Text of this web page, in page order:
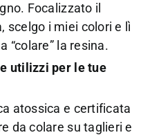
Focalizzato il
scelgo i miei colori e lì
“colare” la resina.
utilizzi per le tue
atossica e certificata
da colare su taglieri e